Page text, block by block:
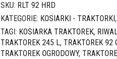
SKU: RLT 92 HRD
KATEGORIE: KOSIARKI - TRAKTORKI,
TAGI: KOSIARKA TRAKTOREK,
TRAKTOREK 245 L, TRAKTOREK 92
TRAKTOREK OGRODOWY,